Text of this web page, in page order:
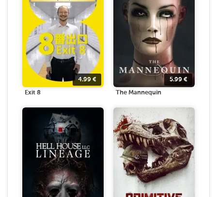
4.99 €
Exit 8
5.99 €
The Mannequin